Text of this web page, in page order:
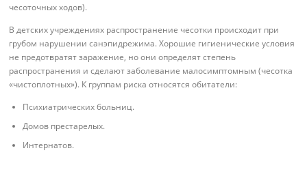
чесоточных ходов).
В детских учреждениях распространение чесотки происходит при
грубом нарушении санэпидрежима. Хорошие гигиенические условия
не предотвратят заражение, но они определят степень
распространения и сделают заболевание малосимптомным (чесотка
«чистоплотных»). К группам риска относятся обитатели:
Психиатрических больниц.
Домов престарелых.
Интернатов.